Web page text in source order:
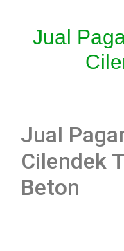
Jual
Jual
Cilendek
Beton